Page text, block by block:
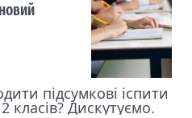
підсумкові іспити
класів? Дискутуємо.